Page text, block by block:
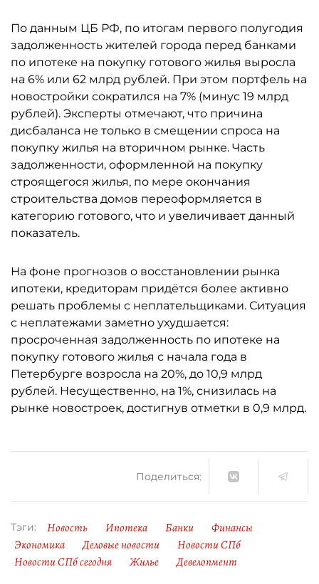
По данным ЦБ РФ, по итогам первого полугодия
задолженность жителей города перед банками
по ипотеке на покупку готового жилья выросла
на 6% или 62 млрд рублей. При этом портфель на
новостройки сократился на 7% (минус 19 млрд
рублей). Эксперты отмечают, что причина
дисбаланса не только в смещении спроса на
покупку жилья на вторичном рынке. Часть
задолженности, оформленной на покупку
строящегося жилья, по мере окончания
строительства домов переоформляется в
категорию готового, что и увеличивает данный
показатель.
На фоне прогнозов о восстановлении рынка
ипотеки, кредиторам придётся более активно
решать проблемы с неплательщиками. Ситуация
с неплатежами заметно ухудшается:
просроченная задолженность по ипотеке на
покупку готового жилья с начала года в
Петербурге возросла на 20%, до 10,9 млрд
рублей. Несущественно, на 1%, снизилась на
рынке новостроек, достигнув отметки в 0,9 млрд.
Поделиться:
Тэги: Новость Ипотека Банки
Финансы
Экономика
Деловые новости
Новости СПб
Новости СПб сегодня
Жилье Девелопмент